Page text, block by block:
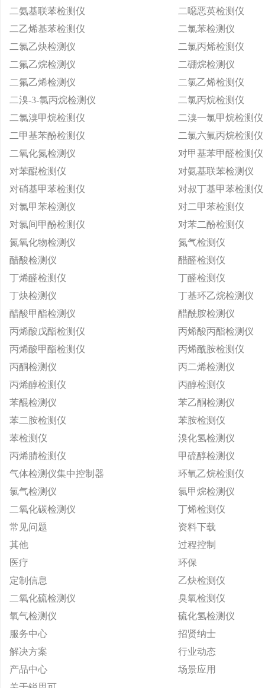
二氨基联苯检测仪
二噁恶英检测仪
二乙烯基苯检测仪
二氯苯检测仪
二氯乙炔检测仪
二氯丙烯检测仪
二氟乙烷检测仪
二硼烷检测仪
二氟乙烯检测仪
二氯乙烯检测仪
二溴-3-氯丙烷检测仪
二氯丙烷检测仪
二氯溴甲烷检测仪
二溴一氯甲烷检测仪
二甲基苯酚检测仪
二氯六氟丙烷检测仪
二氧化氮检测仪
对甲基苯甲醛检测仪
对苯醌检测仪
对氨基联苯检测仪
对硝基甲苯检测仪
对叔丁基甲苯检测仪
对氯甲苯检测仪
对二甲苯检测仪
对氯间甲酚检测仪
对苯二酚检测仪
氮氧化物检测仪
氮气检测仪
醋酸检测仪
醋醛检测仪
丁烯醛检测仪
丁醛检测仪
丁炔检测仪
丁基环乙烷检测仪
醋酸甲酯检测仪
醋酰胺检测仪
丙烯酸戊酯检测仪
丙烯酸丙酯检测仪
丙烯酸甲酯检测仪
丙烯酰胺检测仪
丙酮检测仪
丙二烯检测仪
丙烯醇检测仪
丙醇检测仪
苯醌检测仪
苯乙酮检测仪
苯二胺检测仪
苯胺检测仪
苯检测仪
溴化氢检测仪
丙烯腈检测仪
甲硫醇检测仪
气体检测仪集中控制器
环氧乙烷检测仪
氯气检测仪
氯甲烷检测仪
二氧化碳检测仪
丁烯检测仪
常见问题
资料下载
其他
过程控制
医疗
环保
定制信息
乙炔检测仪
二氧化硫检测仪
臭氧检测仪
氧气检测仪
硫化氢检测仪
服务中心
招贤纳士
解决方案
行业动态
产品中心
场景应用